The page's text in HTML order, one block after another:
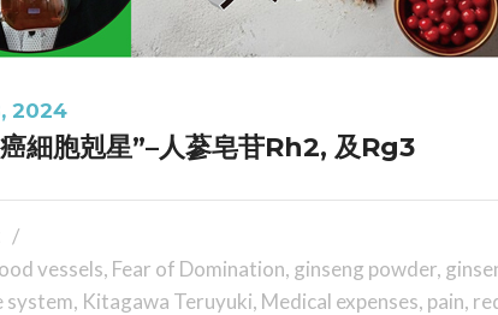
2024
細胞剋星”–人蔘皂苷Rh2, 及Rg3
vessels, Fear of Domination, ginseng powder,
system, Kitagawa Teruyuki, Medical expenses, pain,